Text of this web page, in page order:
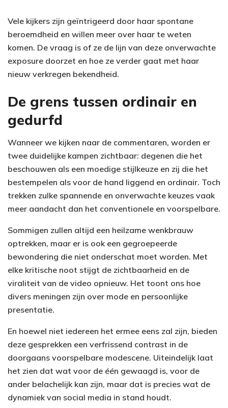
Vele kijkers zijn geïntrigeerd door haar spontane
beroemdheid en willen meer over haar te weten
komen. De vraag is of ze de lijn van deze onverwachte
exposure doorzet en hoe ze verder gaat met haar
nieuw verkregen bekendheid.
De grens tussen ordinair en
gedurfd
Wanneer we kijken naar de commentaren, worden er
twee duidelijke kampen zichtbaar: degenen die het
beschouwen als een moedige stijlkeuze en zij die het
bestempelen als voor de hand liggend en ordinair. Toch
trekken zulke spannende en onverwachte keuzes vaak
meer aandacht dan het conventionele en voorspelbare.
Sommigen zullen altijd een heilzame wenkbrauw
optrekken, maar er is ook een gegroepeerde
bewondering die niet onderschat moet worden. Met
elke kritische noot stijgt de zichtbaarheid en de
viraliteit van de video opnieuw. Het toont ons hoe
divers meningen zijn over mode en persoonlijke
presentatie.
En hoewel niet iedereen het ermee eens zal zijn, bieden
deze gesprekken een verfrissend contrast in de
doorgaans voorspelbare modescene. Uiteindelijk laat
het zien dat wat voor de één gewaagd is, voor de
ander belachelijk kan zijn, maar dat is precies wat de
dynamiek van social media in stand houdt.